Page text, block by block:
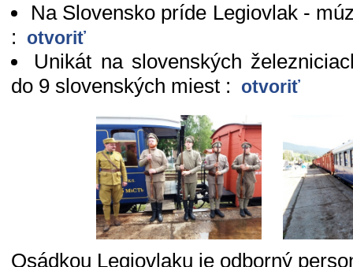
Na Slovensko príde Legiovlak -
:
otvoriť
Unikát na slovenských
do 9 slovenských miest :
otvoriť
Osádkou Legiovlaku je odborný